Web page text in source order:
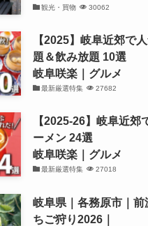
観光・買物 30062
【2025】岐阜近郊で
題＆飲み放題 10選
岐阜咲楽｜グルメ
最新厳選特集 27682
【2025-26】岐阜近郊
ーメン 24選
岐阜咲楽｜グルメ
最新厳選特集 27018
岐阜県｜各務原市｜前
ちご狩り2026｜